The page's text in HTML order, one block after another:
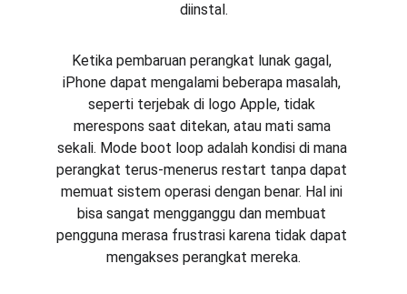
diinstal.
Ketika pembaruan perangkat lunak gagal,
iPhone dapat mengalami beberapa masalah,
seperti terjebak di logo Apple, tidak
merespons saat ditekan, atau mati sama
sekali. Mode boot loop adalah kondisi di mana
perangkat terus-menerus restart tanpa dapat
memuat sistem operasi dengan benar. Hal ini
bisa sangat mengganggu dan membuat
pengguna merasa frustrasi karena tidak dapat
mengakses perangkat mereka.